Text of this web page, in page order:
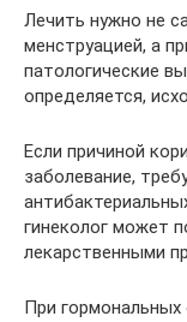
Лечить нужно не
менструацией, а
патологические
определяется,
Если причиной
заболевание,
гинеколог может
лекарственными
При гормональных